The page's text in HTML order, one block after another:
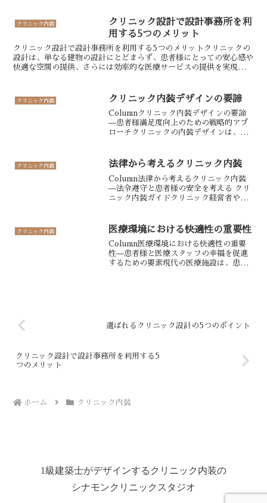
クリニック内装
クリニック設計で設計事務所を利
用する5つのメリット
クリニック設計で設計事務所を利用する5つのメリットクリニックの
設計は、単なる建物の設計にとどまらず、患者様にとっての安心感や
快適な空間の提供、さらには効率的な医療サービスの提供を実現する
クリニック内装 クリニック内装デザインの要諦
Columnクリニック内装デザインの要諦
—患者様満足度向上のための戦略的アプ
ローチクリニックの内装デザインは、単
と言えます。患者が快適で安心感を得ら
クリニック内装 法律から考えるクリニック内装
Column法律から考えるクリニック内装
—法令遵守と患者様の安全を考える クリ
ニック内装ガイドクリニック経営者や内
様々な法的規制が存在します。以下に、
法律から考えるクリ...
クリニック内装 医療環境における快適性の重要性
Column医療環境における快適性の重要
性—患者様と医療スタッフの幸福を促進
するための要素現代の医療施設は、患者
選ばれるクリニック設計の5つのポイント
クリニック設計で設計事務所を利用する5
つのメリット
ホーム クリニック内装
1級建築士がデザインするクリニック内装の
シナモンクリニックスタジオ